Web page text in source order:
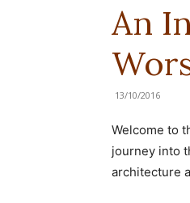
An
13/10/2016
Welcome to
journey into
architecture